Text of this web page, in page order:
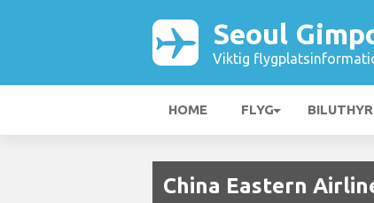
Seoul
Viktig
HOME FLYG
China Eastern